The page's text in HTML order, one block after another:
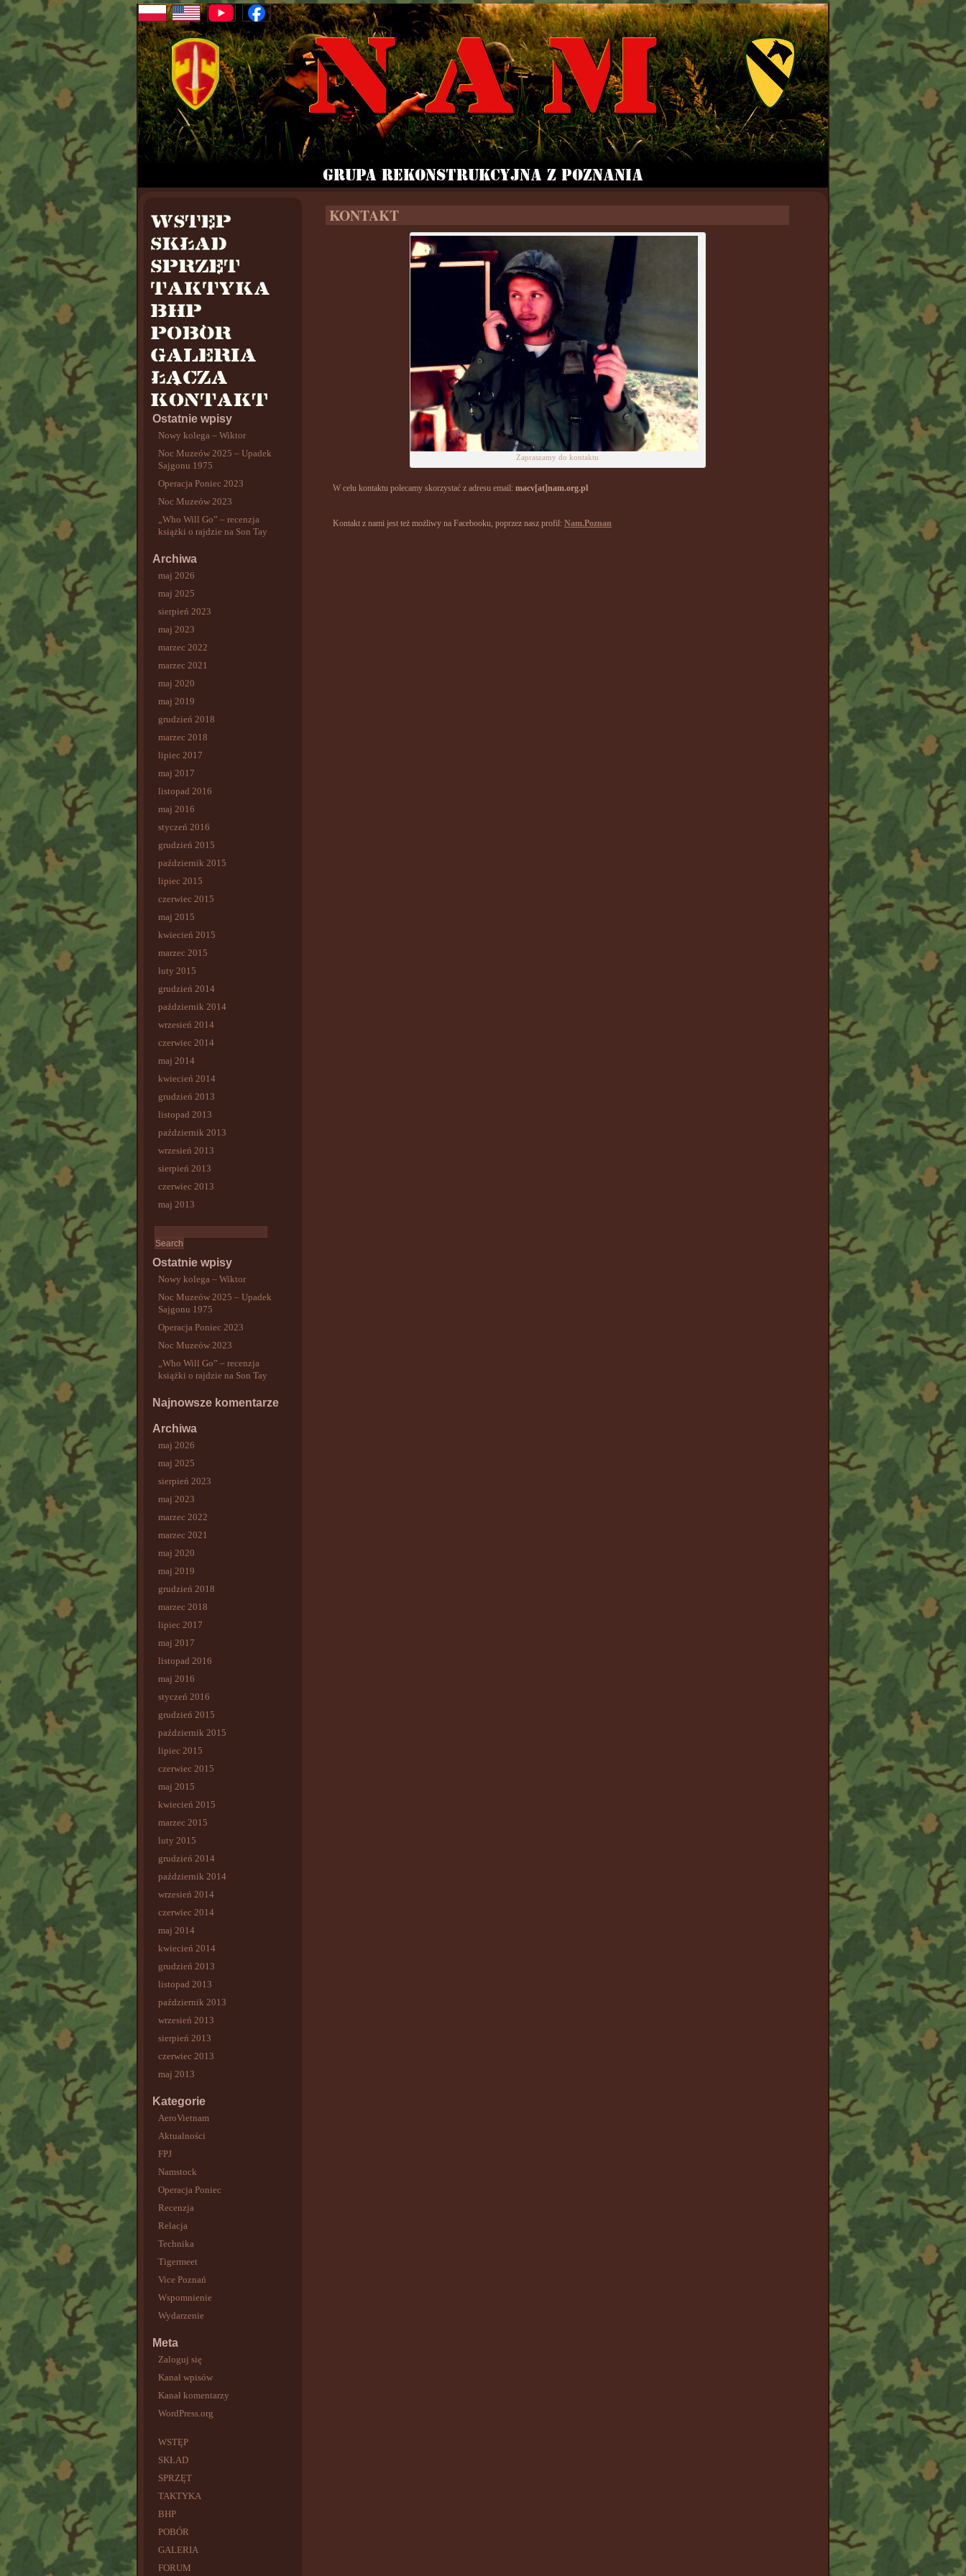
Ostatnie wpisy
Nowy kolega – Wiktor
Noc Muzeów 2025 – Upadek
Sajgonu 1975
Operacja Poniec 2023
Noc Muzeów 2023
„Who Will Go” – recenzja
książki o rajdzie na Son Tay
Archiwa
maj 2026
maj 2025
sierpień 2023
maj 2023
marzec 2022
marzec 2021
maj 2020
maj 2019
grudzień 2018
marzec 2018
lipiec 2017
maj 2017
listopad 2016
maj 2016
styczeń 2016
grudzień 2015
październik 2015
lipiec 2015
czerwiec 2015
maj 2015
kwiecień 2015
marzec 2015
luty 2015
grudzień 2014
październik 2014
wrzesień 2014
czerwiec 2014
maj 2014
kwiecień 2014
grudzień 2013
listopad 2013
październik 2013
wrzesień 2013
sierpień 2013
czerwiec 2013
maj 2013
Ostatnie wpisy
Nowy kolega – Wiktor
Noc Muzeów 2025 – Upadek
Sajgonu 1975
Operacja Poniec 2023
Noc Muzeów 2023
„Who Will Go” – recenzja
książki o rajdzie na Son Tay
Najnowsze komentarze
Archiwa
maj 2026
maj 2025
sierpień 2023
maj 2023
marzec 2022
marzec 2021
maj 2020
maj 2019
grudzień 2018
marzec 2018
lipiec 2017
maj 2017
listopad 2016
maj 2016
styczeń 2016
grudzień 2015
październik 2015
lipiec 2015
czerwiec 2015
maj 2015
kwiecień 2015
marzec 2015
luty 2015
grudzień 2014
październik 2014
wrzesień 2014
czerwiec 2014
maj 2014
kwiecień 2014
grudzień 2013
listopad 2013
październik 2013
wrzesień 2013
sierpień 2013
czerwiec 2013
maj 2013
Kategorie
AeroVietnam
Aktualności
FPJ
Namstock
Operacja Poniec
Recenzja
Relacja
Technika
Tigermeet
Vice Poznań
Wspomnienie
Wydarzenie
Meta
Zaloguj się
Kanał wpisów
Kanał komentarzy
WordPress.org
WSTĘP
SKŁAD
SPRZĘT
TAKTYKA
BHP
POBÓR
GALERIA
FORUM
KONTAKT
Zapraszamy do kontaktu
W celu kontaktu polecamy skorzystać z adresu email: macv[at]nam.org.pl
Kontakt z nami jest też możliwy na Facebooku, poprzez nasz profil: Nam.Poznan